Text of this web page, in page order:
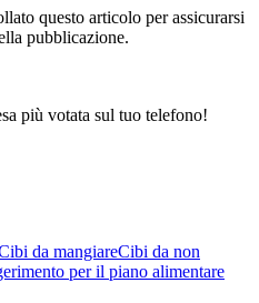
questo articolo per assicurarsi
pubblicazione.
più votata sul tuo telefono!
da mangiareCibi da non
per il piano alimentare